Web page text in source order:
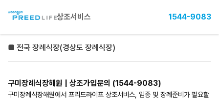
상조서비스 1544-9083
■ 전국 장례식장(경상도 장례식장)
구미장례식장해원 | 상조가입문의 (1544-9083)
구미장례식장해원에서 프리드라이프 상조서비스, 임종 및 장례준비가 필요할